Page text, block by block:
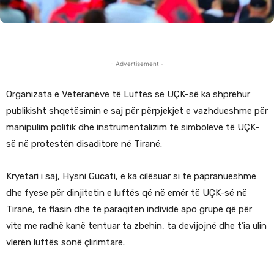
- Advertisement -
Organizata e Veteranëve të Luftës së UÇK-së ka shprehur
publikisht shqetësimin e saj për përpjekjet e vazhdueshme për
manipulim politik dhe instrumentalizim të simboleve të UÇK-
së në protestën disaditore në Tiranë.
Kryetari i saj, Hysni Gucati, e ka cilësuar si të papranueshme
dhe fyese për dinjitetin e luftës që në emër të UÇK-së në
Tiranë, të flasin dhe të paraqiten individë apo grupe që për
vite me radhë kanë tentuar ta zbehin, ta devijojnë dhe t’ia ulin
vlerën luftës sonë çlirimtare.